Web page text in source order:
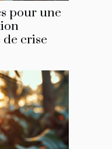
pour une
crise